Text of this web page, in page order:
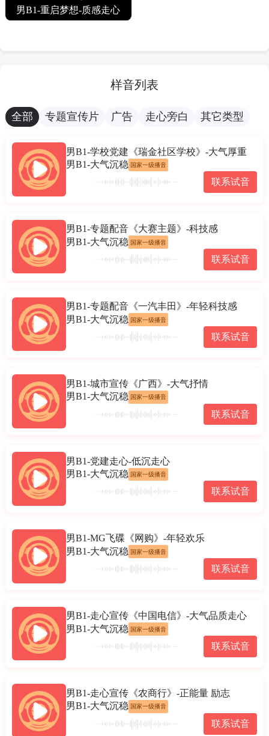
男B1-重启梦想-质感走心
样音列表
全部 专题宣传片 广告 走心旁白 其它类型
男B1-学校党建《瑞金社区学校》-大气厚重
男B1-大气沉稳 国家一级播音
联系试音
男B1-专题配音《大赛主题》-科技感
男B1-大气沉稳 国家一级播音
联系试音
男B1-专题配音《一汽丰田》-年轻科技感
男B1-大气沉稳 国家一级播音
联系试音
男B1-城市宣传《广西》-大气抒情
男B1-大气沉稳 国家一级播音
联系试音
男B1-党建走心-低沉走心
男B1-大气沉稳 国家一级播音
联系试音
男B1-MG飞碟《网购》-年轻欢乐
男B1-大气沉稳 国家一级播音
联系试音
男B1-走心宣传《中国电信》-大气品质走心
男B1-大气沉稳 国家一级播音
联系试音
男B1-走心宣传《农商行》-正能量 励志
男B1-大气沉稳 国家一级播音
联系试音